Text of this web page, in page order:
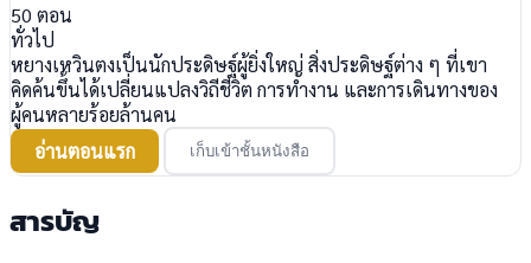
50 ตอน
ทั่วไป
หยางเหวินตงเป็นนักประดิษฐ์ผู้ยิ่งใหญ่ สิ่งประดิษฐ์ต่าง ๆ ที่เขา
คิดค้นขึ้นได้เปลี่ยนแปลงวิถีชีวิต การทำงาน และการเดินทางของ
ผู้คนหลายร้อยล้านคน
อ่านตอนแรก
เก็บเข้าชั้นหนังสือ
สารบัญ